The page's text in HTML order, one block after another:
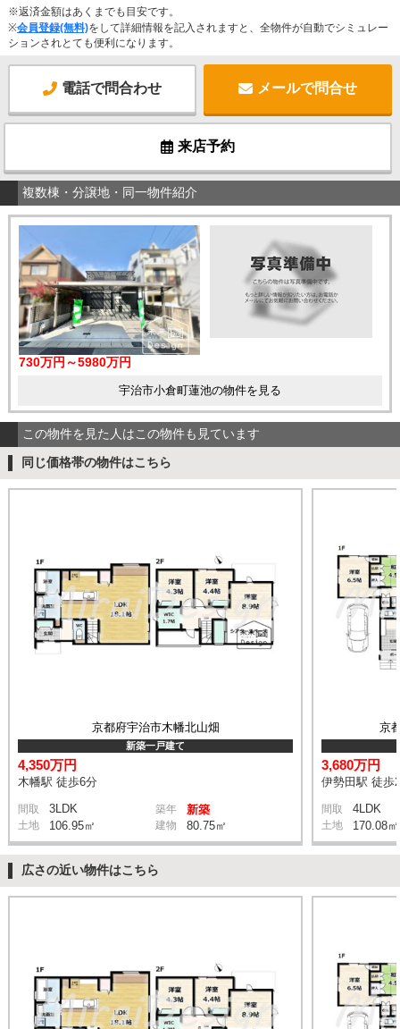
※返済金額はあくまでも目安です。
※会員登録(無料)をして詳細情報を記入されますと、全物件が自動でシミュレー
ションされとても便利になります。
電話で問合わせ メールで問合せ
来店予約
複数棟・分譲地・同一物件紹介
730万円～5980万円
宇治市小倉町蓮池の物件を見る
この物件を見た人はこの物件も見ています
同じ価格帯の物件はこちら
京都府宇治市木幡北山畑
新築一戸建て
4,350万円
木幡駅 徒歩6分
間取 3LDK 築年 新築
土地 106.95㎡ 建物 80.75㎡
京
3,680万円
伊勢田駅 徒歩
間取 4LDK
土地 170.08㎡
広さの近い物件はこちら